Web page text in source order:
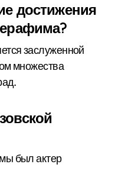
достижения
заслуженной
множества
был актер